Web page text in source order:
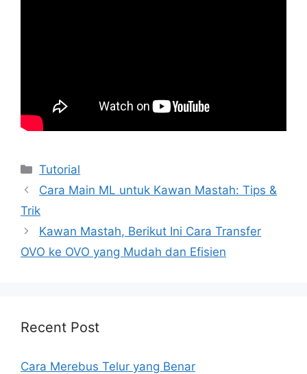
Kategori
Tutorial
Cara Main ML untuk Kawan Mastah: Tips &
Trik
Kawan Mastah, Berikut Ini Cara Transfer
OVO ke OVO yang Mudah dan Efisien
Recent Post
Cara Merebus Telur yang Benar